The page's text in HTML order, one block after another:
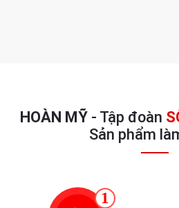
HOÀN MỸ- Tập đoàn
Sản phẩm
1